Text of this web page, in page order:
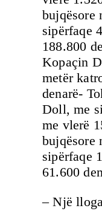
bujqësore
sipërfaqe
188.800
Kopaçin
metër
denarë-
Doll, me
me vlerë
bujqësore
sipërfaqe
61.600
– Një